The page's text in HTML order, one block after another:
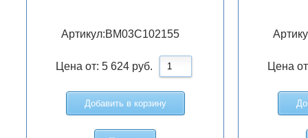
Артикул:BM03C102155
Цена от:5 624 руб.
Добавить в корзину
Цена